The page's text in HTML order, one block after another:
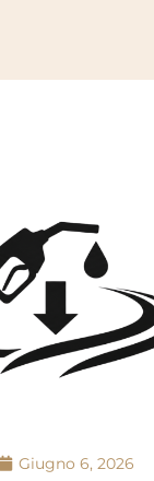
Giugno 6, 2026